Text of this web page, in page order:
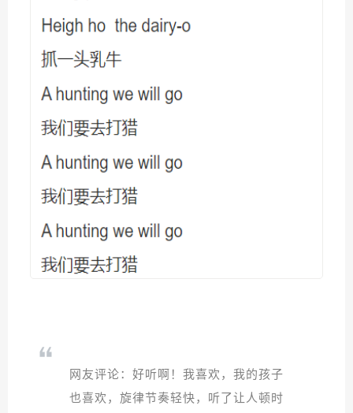
网友评论：好听啊！我喜欢，我的孩子
也喜欢，旋律节奏轻快，听了让人顿时